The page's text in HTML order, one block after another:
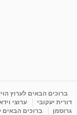
סודות בתאריך
ינואר זינה ליבשיץ
ליסה גרוסמן -
מדיטציה בדמיון
מאת admin 11 שנים 3,650
ברוכים הבאים לערוץ
דורית יעקובי
ערוצי
גרוסמן
ברוכים הבאים